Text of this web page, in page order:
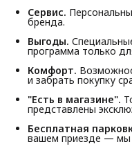
Сервис.
бренда.
Выгоды.
программа только
Комфорт.
и забрать покупку
"Есть в магазине".
представлены
Бесплатная
вашем приезде — мы